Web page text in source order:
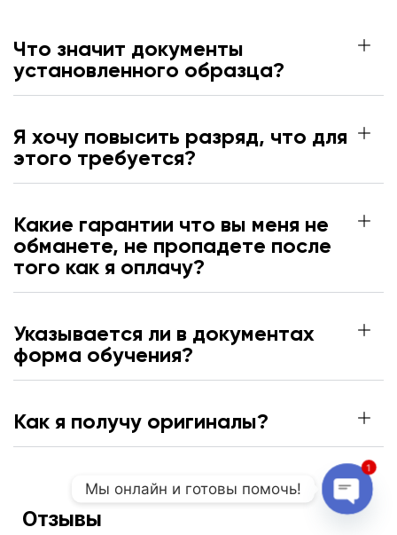
Что значит документы
установленного образца?
Я хочу повысить разряд, что для
этого требуется?
Какие гарантии что вы меня не
обманете, не пропадете после
того как я оплачу?
Указывается ли в документах
форма обучения?
Как я получу оригиналы?
Отзывы
Мы онлайн и готовы помочь!
1